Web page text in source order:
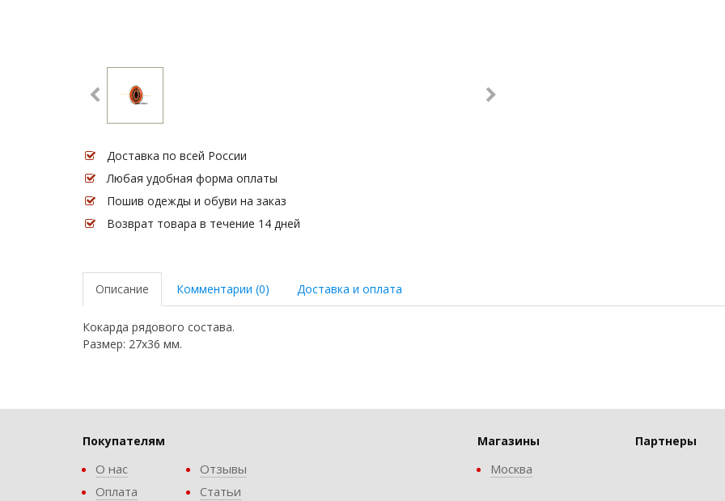
Доставка по всей России
Любая удобная форма оплаты
Пошив одежды и обуви на заказ
Возврат товара в течение 14 дней
Описание Комментарии (0) Доставка и оплата
Кокарда рядового состава.
Размер: 27х36 мм.
Покупателям
О нас
Оплата
Отзывы
Статьи
Магазины
Москва
Партнеры